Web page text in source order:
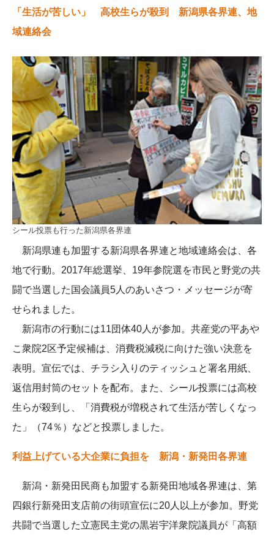
「生活が苦しい」 高校生らが殺到 新潟県各界連、地
域連絡会
シール投票も行った新潟県各界連
新潟県連も加盟する新潟県各界連と地域連絡会は、各
地で行動。2017年総選挙、19年参院選を市民と野党の共
闘で当選した国会議員5人のあいさつ・メッセージが寄
せられました。
新潟市の行動には11団体40人が参加。共産党の平あや
こ衆院2区予定候補は、消費税減税に向けた強い決意を
表明。宣伝では、チラシ入りのティッシュと署名用紙、
返信用封筒のセットを配布。また、シール投票には高校
生らが殺到し、「消費税が増税されて生活が苦しくなっ
た」（74％）などと投票しました。
利益上げている大企業に負担を 新潟・新発田各界連
新潟・新発田民商も加盟する新発田地域各界連は、第
四銀行新発田支店前の街頭宣伝に20人以上が参加。野党
共闘で当選した立憲民主党の黒岩宇洋衆院議員が「高額